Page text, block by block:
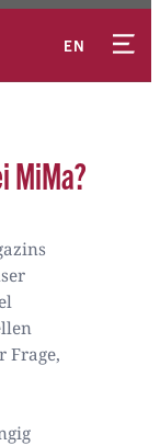
EN
MiMa?
Frage,